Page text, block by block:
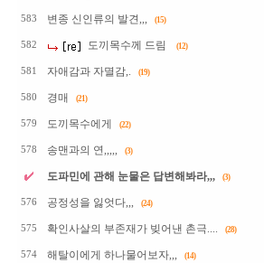
583 변종 신인류의 발견,,, (15)
582 도끼목수께 드림 (12)
581 자애감과 자멸감,. (19)
580 경매 (21)
579 도끼목수에게 (22)
578 송맨과의 연,,,,, (3)
도파민에 관해 눈물은 답변해봐라,,, (3)
576 공정성을 잃엇다,,, (24)
575 확인사살의 부존재가 빚어낸 촌극.... (28)
574 해탈이에게 하나물어보자,,, (14)